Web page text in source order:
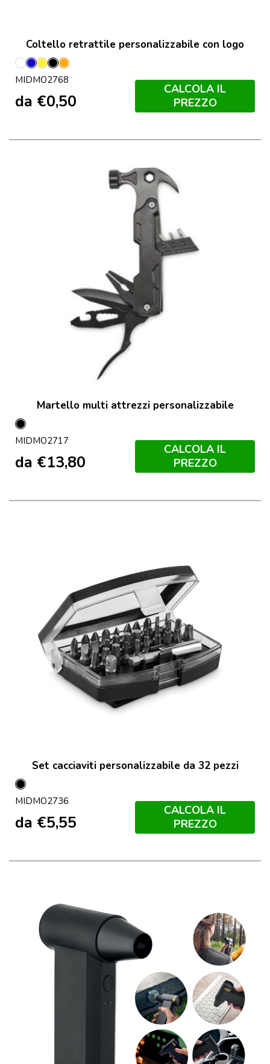
Coltello retrattile personalizzabile con logo
Bianco
BluGiallo
NeroArancio
MIDMO2768
da €0,50
CALCOLA IL
PREZZO
Martello multi attrezzi personalizzabile
Nero
MIDMO2717
da €13,80
CALCOLA IL
PREZZO
Set cacciaviti personalizzabile da 32 pezzi
Nero
MIDMO2736
da €5,55
CALCOLA IL
PREZZO